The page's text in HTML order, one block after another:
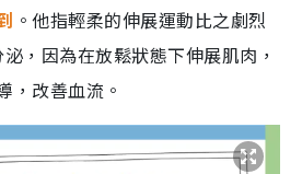
。他指輕柔的伸展運動比之劇烈
，因為在放鬆狀態下伸展肌肉，
，改善血流。